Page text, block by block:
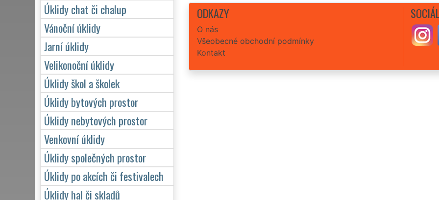
Úklid bytu ve Volenicích provedli na výbornou, určitě doporučuji každému vyzkoušet.
ODKAZY
O nás
Všeobecné obchodní podmínky
Kontakt
Úklidy chat či chalup
Vánoční úklidy
Jarní úklidy
Velikonoční úklidy
Úklidy škol a školek
Úklidy bytových prostor
Úklidy nebytových prostor
Venkovní úklidy
Úklidy společných prostor
Úklidy po akcích či festivalech
Úklidy hal či skladů